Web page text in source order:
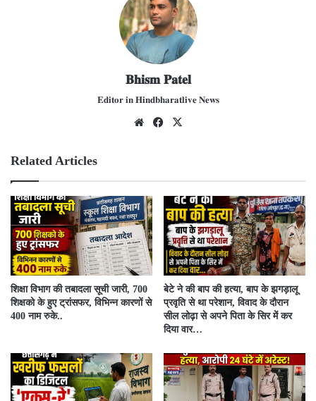
𝐁𝐡𝐢𝐬𝐦 𝐏𝐚𝐭𝐞𝐥
𝐄𝐝𝐢𝐭𝐨𝐫 𝐢𝐧 𝐇𝐢𝐧𝐝𝐛𝐡𝐚𝐫𝐚𝐭𝐥𝐢𝐯𝐞 𝐍𝐞𝐰𝐬
We
Fac
Related Articles
शिक्षा विभाग की तबादला सूची जारी, 700
शिक्षको के हुए ट्रांसफर, विभिन्न कारणों से
400 नाम रुके..
बेटे ने की बाप की हत्या, बाप के झगड़ालू
प्रवृति से था परेशान, विवाद के दौरान
सील लोढ़ा से अपने पिता के सिर में कर
दिया वार…